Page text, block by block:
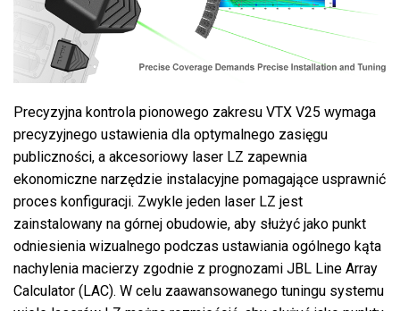
Precyzyjna kontrola pionowego zakresu VTX V25 wymaga
precyzyjnego ustawienia dla optymalnego zasięgu
publiczności, a akcesoriowy laser LZ zapewnia
ekonomiczne narzędzie instalacyjne pomagające usprawnić
proces konfiguracji. Zwykle jeden laser LZ jest
zainstalowany na górnej obudowie, aby służyć jako punkt
odniesienia wizualnego podczas ustawiania ogólnego kąta
nachylenia macierzy zgodnie z prognozami JBL Line Array
Calculator (LAC). W celu zaawansowanego tuningu systemu